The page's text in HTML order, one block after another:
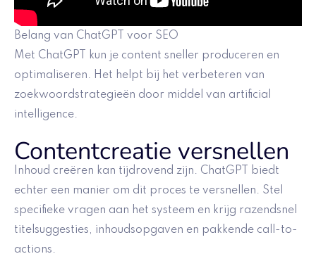
Belang van ChatGPT voor SEO
Met ChatGPT kun je content sneller produceren en
optimaliseren. Het helpt bij het verbeteren van
zoekwoordstrategieën door middel van artificial
intelligence.
Contentcreatie versnellen
Inhoud creëren kan tijdrovend zijn. ChatGPT biedt
echter een manier om dit proces te versnellen. Stel
specifieke vragen aan het systeem en krijg razendsnel
titelsuggesties, inhoudsopgaven en pakkende call-to-
actions.